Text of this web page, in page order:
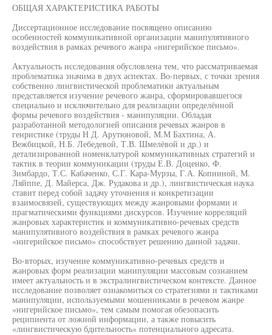
ОБЩАЯ ХАРАКТЕРИСТИКА РАБОТЫ
Диссертационное исследование посвящено описанию
особенностей коммуникативной организации манипулятивиого
воздействия в рамках речевого жанра «нигерийское письмо».
Актуальность исследования обусловлена тем, что рассматриваемая
проблематика значима в двух аспектах. Во-первых, с точки зрения
собственно лингвистической проблематики актуальным
представляется изучение речевого жанра, сформировавшегося
специально и исключительно для реализации определённой
формы речевого воздействия - манипуляции. Обладая
разработанной методологией описания речевых жанров в
генристике (труды Н Д. Арутюновой, М.М Бахтина, А.
Вежбицкой, Н.Б. Лебедевой, Т.В. Шмелёвой и др.) и
детализированной номенклатурой коммуникативных стратегий и
тактик в теории коммуникации (труды Е.В. Доценко, Ф.
Зимбардо, Т.С. Кабаченко, С.Г. Кара-Мурзы, Г.А. Копниной, М.
Ляйппе, Д. Майерса, Дж. Рудакова и др.), лингвистическая наука
ставит перед собой задачу уточнения и конкретизации
взаимосвязей, существующих между жанровыми формами и
прагматическими функциями дискурсов. Изучение корреляций
жанровых характеристик и коммуникативно-речевых средств
манипулятивиого воздействия в рамках речевого жанра
«нигерийское письмо» способствует решению данной задачи.
Во-вторых, изучение коммуникативно-речевых средств и
жанровых форм реализации манипуляции массовым сознанием
имеет актуальность и в экстралингвистическом контексте. Данное
исследование позволяет ознакомиться со стратегиями и тактиками
манипуляции, используемыми мошенниками в речевом жанре
«нигерийское письмо», тем самым помогая обезопасить
реципиента от ложной информации, а также повысить
«лингвистическую бдительность» потенциального адресата.